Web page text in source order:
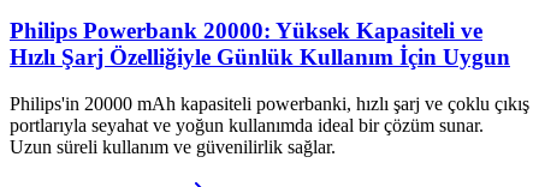
Philips Powerbank 20000: Yüksek Kapasiteli ve
Hızlı Şarj Özelliğiyle Günlük Kullanım İçin Uygun
Philips'in 20000 mAh kapasiteli powerbanki, hızlı şarj ve çoklu çıkış
portlarıyla seyahat ve yoğun kullanımda ideal bir çözüm sunar.
Uzun süreli kullanım ve güvenilirlik sağlar.